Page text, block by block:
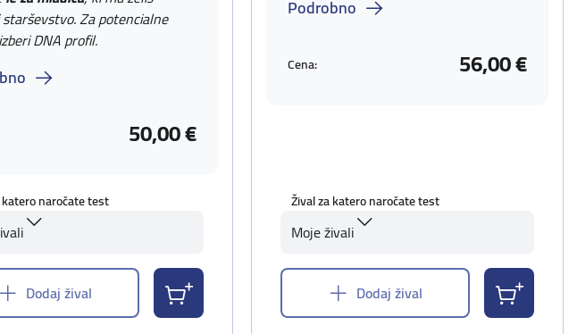
Za potencialne
DNA profil.
50,00 €
naročate test
Dodaj žival
Podrobno
Cena: 56,00 €
Žival za katero naročate test
Moje živali
Dodaj žival